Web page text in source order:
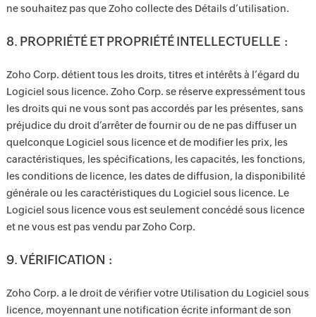
ne souhaitez pas que Zoho collecte des Détails d’utilisation.
8. PROPRIÉTÉ ET PROPRIÉTÉ INTELLECTUELLE :
Zoho Corp. détient tous les droits, titres et intérêts à l’égard du
Logiciel sous licence. Zoho Corp. se réserve expressément tous
les droits qui ne vous sont pas accordés par les présentes, sans
préjudice du droit d’arrêter de fournir ou de ne pas diffuser un
quelconque Logiciel sous licence et de modifier les prix, les
caractéristiques, les spécifications, les capacités, les fonctions,
les conditions de licence, les dates de diffusion, la disponibilité
générale ou les caractéristiques du Logiciel sous licence. Le
Logiciel sous licence vous est seulement concédé sous licence
et ne vous est pas vendu par Zoho Corp.
9. VÉRIFICATION :
Zoho Corp. a le droit de vérifier votre Utilisation du Logiciel sous
licence, moyennant une notification écrite informant de son